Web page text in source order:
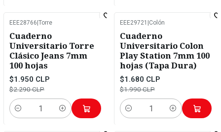
EEE28766 Torre
Cuaderno
Universitario Torre
Clásico Jeans 7mm
100 hojas
$1.950 CLP
$2.290 CLP
Cantidad
EEE29721 Colón
Cuaderno
Universitario Colon
Play Station 7mm 100
hojas (Tapa Dura)
$1.680 CLP
$1.990 CLP
Cantidad